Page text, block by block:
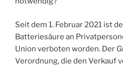
Seit dem 1. Februar 2021 ist
Batteriesäure an
Union verboten worden. Der
Verordnung, die den Verkauf